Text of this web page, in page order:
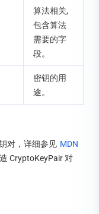
算法相关,
包含算法
需要的字
段。
密钥的用
途。
对，详细参见 MDN
CryptoKeyPair 对